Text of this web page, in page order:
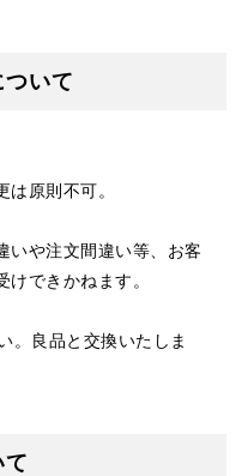
いて
原則不可。
いや注文間違い等、お客
できかねます。
。良品と交換いたしま